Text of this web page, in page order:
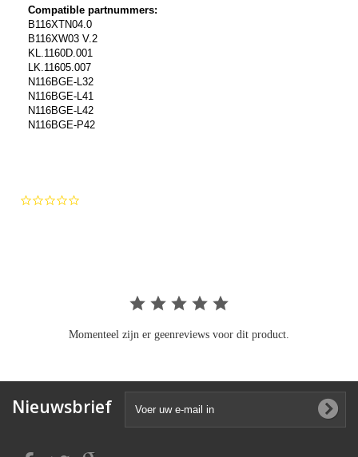
Compatible partnummers:
B116XTN04.0
B116XW03 V.2
KL.1160D.001
LK.11605.007
N116BGE-L32
N116BGE-L41
N116BGE-L42
N116BGE-P42
Momenteel zijn er geenreviews voor dit product.
Nieuwsbrief